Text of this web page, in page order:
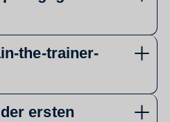
the-trainer-
ersten